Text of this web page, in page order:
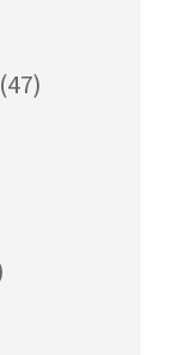
(47)